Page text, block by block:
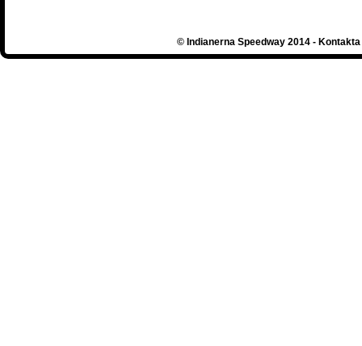
© Indianerna Speedway 2014 -